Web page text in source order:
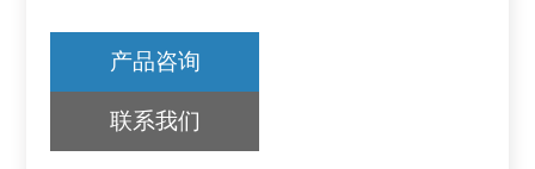
产品咨询
联系我们